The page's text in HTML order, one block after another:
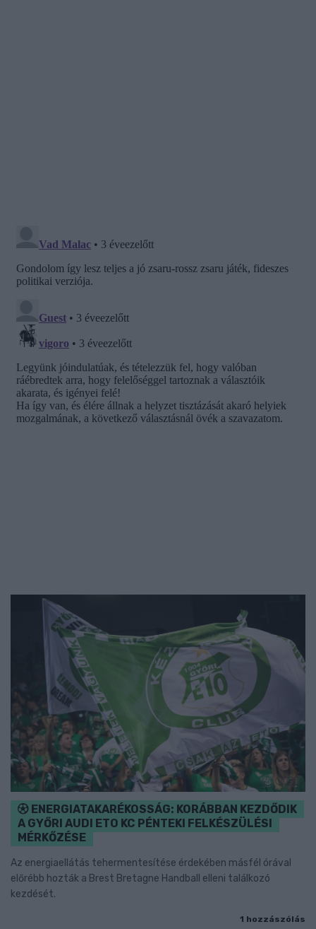
ENERGIATAKARÉKOSSÁG: KORÁBBAN KEZDŐDIK
A GYŐRI AUDI ETO KC PÉNTEKI FELKÉSZÜLÉSI
MÉRKŐZÉSE
Az energiaellátás tehermentesítése érdekében másfél órával
előrébb hozták a Brest Bretagne Handball elleni találkozó
kezdését.
1 hozzászólás